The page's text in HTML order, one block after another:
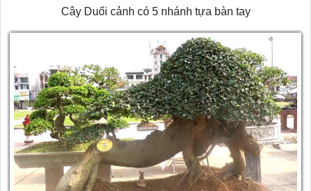
Cây Duối cảnh có 5 nhánh tựa bàn tay